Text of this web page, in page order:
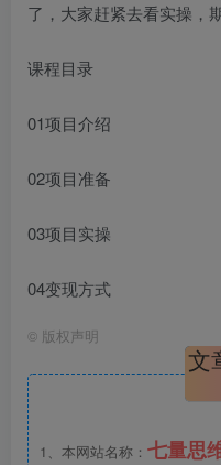
了，大家赶紧去看实操，
课程目录
01项目介绍
02项目准备
03项目实操
04变现方式
© 版权声明
文
1、本网站名称： 七量思